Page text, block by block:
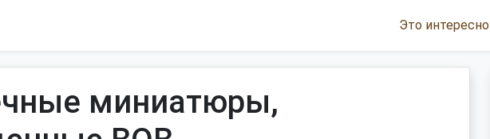
Это интересно
миниатюры,